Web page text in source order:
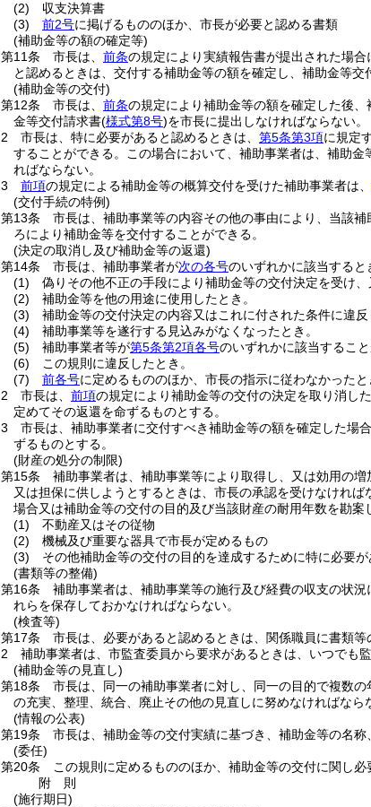
(2)
収支決算書
(3)
前2号に掲げるもののほか、市長が必要と認める書類
(補助金等の額の確定等)
第11条
市長は、 前条の規定により実績報告書が提出された場
と認めるときは、交付する補助金等の額を確定し、補助金等交
(補助金等の交付)
第12条
市長は、 前条の規定により補助金等の額を確定した後
金等交付請求書(様式第8号)を市長に提出しなければならない。
2
市長は、特に必要があると認めるときは、 第5条第3項に規定
することができる。
この場合において、補助事業者は、補助
ればならない。
3
前項の規定による補助金等の概算交付を受けた補助事業者は、
(交付手続の特例)
第13条
市長は、補助事業等の内容その他の事由により、当該
ろにより補助金等を交付することができる。
(決定の取消し及び補助金等の返還)
第14条
市長は、補助事業者が次の各号のいずれかに該当すると
(1)
偽りその他不正の手段により補助金等の交付決定を受け、
(2)
補助金等を他の用途に使用したとき。
(3)
補助金等の交付決定の内容又はこれに付された条件に違反
(4)
補助事業等を遂行する見込みがなくなったとき。
(5)
補助事業者等が第5条第2項各号のいずれかに該当すること
(6)
この規則に違反したとき。
(7)
前各号に定めるもののほか、市長の指示に従わなかったと
2
市長は、 前項の規定により補助金等の交付の決定を取り消し
定めてその返還を命ずるものとする。
3
市長は、補助事業者に交付すべき補助金等の額を確定した場
ずるものとする。
(財産の処分の制限)
第15条
補助事業者は、補助事業等により取得し、又は効用の
又は担保に供しようとするときは、市長の承認を受けなければ
場合又は補助金等の交付の目的及び当該財産の耐用年数を勘
(1)
不動産又はその従物
(2)
機械及び重要な器具で市長が定めるもの
(3)
その他補助金等の交付の目的を達成するために特に必要
(書類等の整備)
第16条
補助事業者は、補助事業等の施行及び経費の収支の状
れらを保存しておかなければならない。
(検査等)
第17条
市長は、必要があると認めるときは、関係職員に書類
2
補助事業者は、市監査委員から要求があるときは、いつでも
(補助金等の見直し)
第18条
市長は、同一の補助事業者に対し、同一の目的で複数
の充実、整理、統合、廃止その他の見直しに努めなければなら
(情報の公表)
第19条
市長は、補助金等の交付実績に基づき、補助金等の名
(委任)
第20条
この規則に定めるもののほか、補助金等の交付に関し必
附 則
(施行期日)